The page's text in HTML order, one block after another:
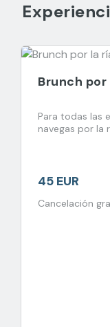
Brunch
Para todas las
navegas por la
45 EUR
Cancelación